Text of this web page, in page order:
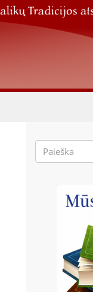
Paieškos